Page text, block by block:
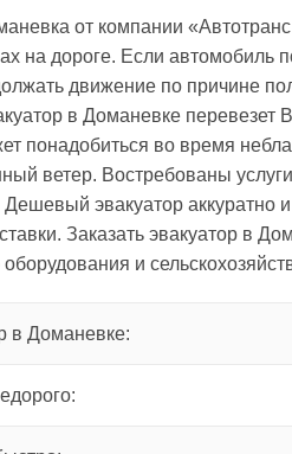
от компании
на дороге. Если
движение по причине
в Доманевке
понадобиться во время
ветер. Востребованы
эвакуатор аккуратно
Заказать эвакуатор в
оборудования и
в Доманевке: